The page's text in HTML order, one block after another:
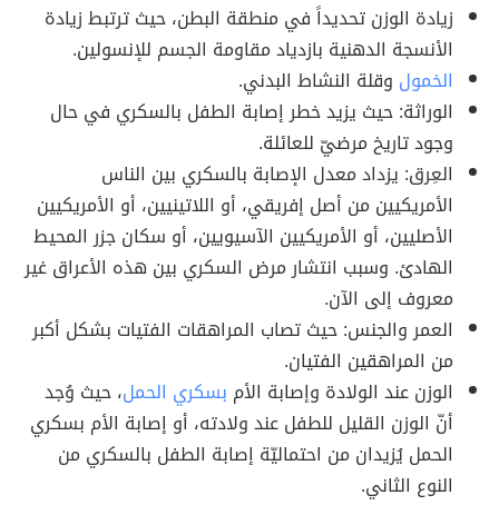
زيادة الوزن تحديداً في منطقة البطن، حيث ترتبط زيادة
الأنسجة الدهنية بازدياد مقاومة الجسم للإنسولين.
الخمول وقلة النشاط البدني.
الوراثة: حيث يزيد خطر إصابة الطفل بالسكري في حال
وجود تاريخ مرضيّ للعائلة.
العِرق: يزداد معدل الإصابة بالسكري بين الناس
الأمريكيين من أصل إفريقي، أو اللاتينيين، أو الأمريكيين
الأصليين، أو الأمريكيين الآسيويين، أو سكان جزر المحيط
الهادئ. وسبب انتشار مرض السكري بين هذه الأعراق غير
معروف إلى الآن.
العمر والجنس: حيث تصاب المراهقات الفتيات بشكل أكبر
من المراهقين الفتيان.
الوزن عند الولادة وإصابة الأم بسكري الحمل، حيث وُجد
أنّ الوزن القليل للطفل عند ولادته، أو إصابة الأم بسكري
الحمل يُزيدان من احتماليّة إصابة الطفل بالسكري من
النوع الثاني.